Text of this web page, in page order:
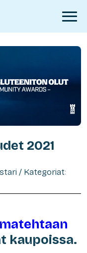
2021
/ Kategoriat:
kaupoissa.